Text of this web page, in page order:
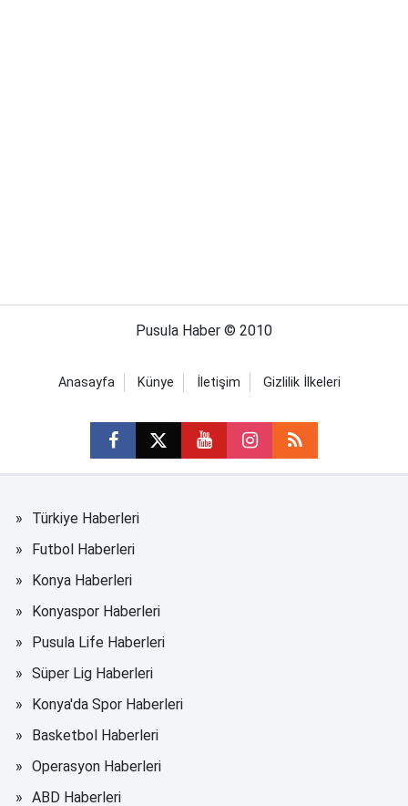
Pusula Haber © 2010
Anasayfa Künye İletişim Gizlilik İlkeleri
Türkiye Haberleri
Futbol Haberleri
Konya Haberleri
Konyaspor Haberleri
Pusula Life Haberleri
Süper Lig Haberleri
Konya'da Spor Haberleri
Basketbol Haberleri
Operasyon Haberleri
ABD Haberleri